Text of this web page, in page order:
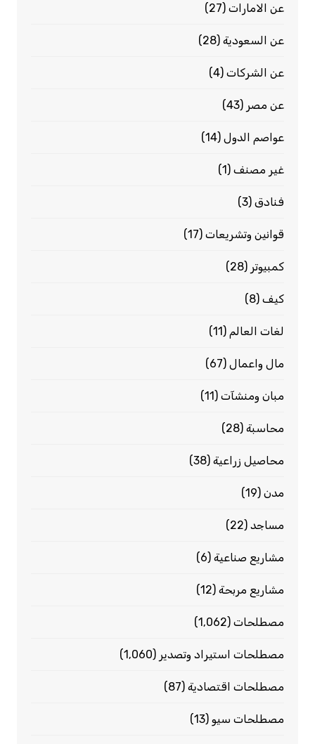
عن الامارات(27)
عن السعودية(28)
عن الشركات(4)
عن مصر (43)
عواصم الدول(14)
غير مصنف(1)
فنادق(3)
قوانين وتشريعات(17)
كمبيوتر (28)
كيف(8)
لغات العالم (11)
مال واعمال(67)
مبان ومنشآت(11)
محاسبة(28)
محاصيل زراعية(38)
مدن(19)
مساجد(22)
مشاريع صناعية(6)
مشاريع مربحة(12)
مصطلحات(1٬062)
مصطلحات استيراد وتصدير (1٬060)
مصطلحات اقتصادية(87)
مصطلحات سيو(13)